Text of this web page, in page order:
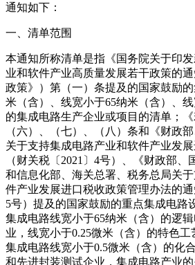
通知如下：
一、清单范围
本通知所称清单是指《国务院关于印
业和软件产业高质量发展若干政策的
政策》）第（一）条提及的国家鼓励
米（含）、线宽小于65纳米（含）、线
的集成电路生产企业或项目的清单；《
（六）、（七）、（八）条和《财政
关于支持集成电路产业和软件产业发展
（财关税〔2021〕4号）、《财政部
和信息化部、海关总署、税务总局关
件产业发展进口税收政策管理办法的通
5号）提及的国家鼓励的重点集成电路
集成电路线宽小于65纳米（含）的逻
业，线宽小于0.25微米（含）的特色工
集成电路线宽小于0.5微米（含）的化
和先进封装测试企业，集成电路产业